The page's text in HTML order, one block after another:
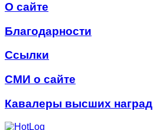
О сайте
Благодарности
Ссылки
СМИ о сайте
Кавалеры высших наград